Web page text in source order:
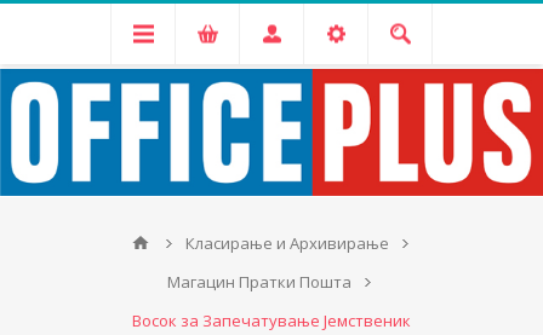
Класирање и Архивирање
Магацин Пратки Пошта
Восок за Запечатување Јемственик